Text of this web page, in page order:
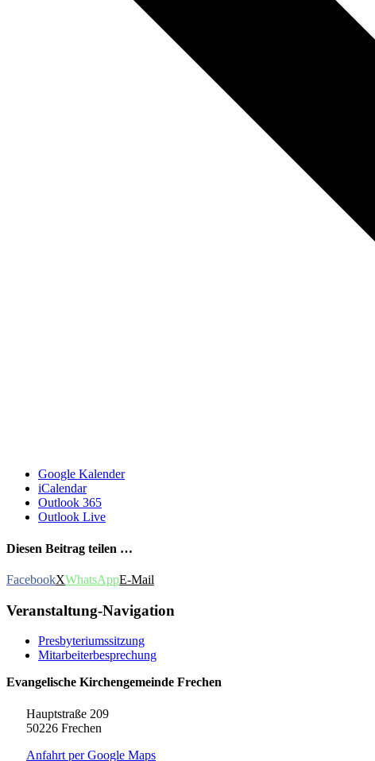
Google Kalender
iCalendar
Outlook 365
Outlook Live
Diesen Beitrag teilen …
FacebookXWhatsAppE-Mail
Veranstaltung-Navigation
Presbyteriumssitzung
Mitarbeiterbesprechung
Evangelische Kirchengemeinde Frechen
Hauptstraße 209
50226 Frechen
Anfahrt per Google Maps